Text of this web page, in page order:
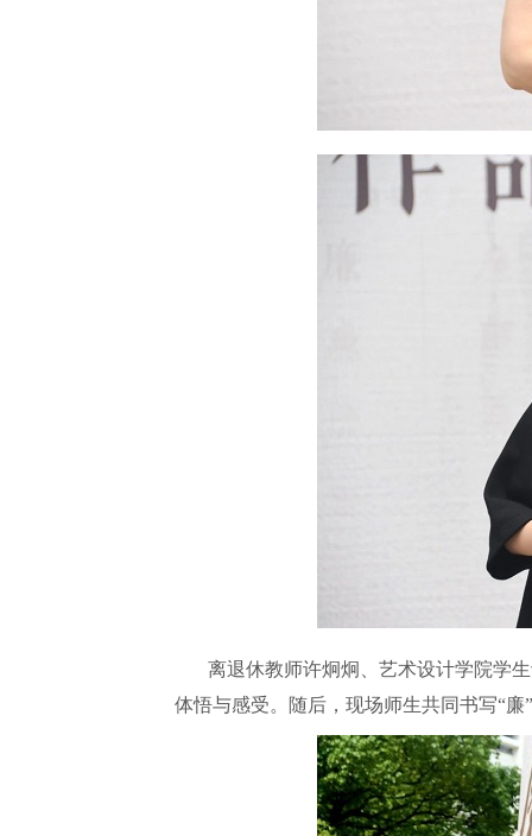
离退休教师许炯炯、艺术设计学院学
体悟与感受。随后，现场师生共同书写“廉